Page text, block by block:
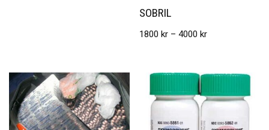
SOBRIL
1800kr – 4000kr